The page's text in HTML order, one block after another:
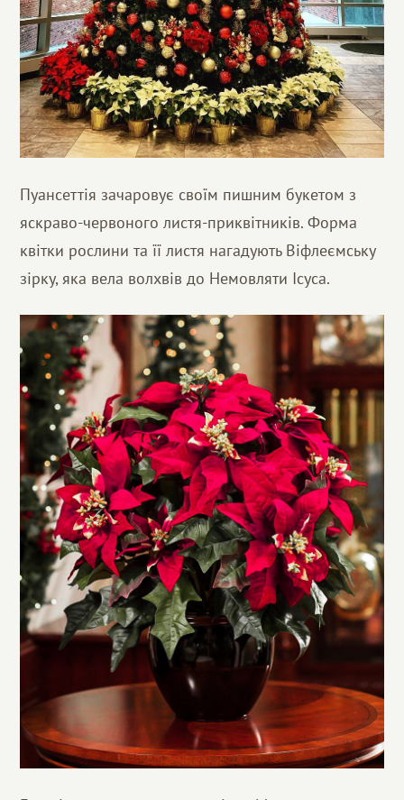
Пуансеттія зачаровує своїм пишним букетом з
яскраво-червоного листя-приквітників. Форма
квітки рослини та її листя нагадують Віфлеємську
зірку, яка вела волхвів до Немовляти Ісуса.